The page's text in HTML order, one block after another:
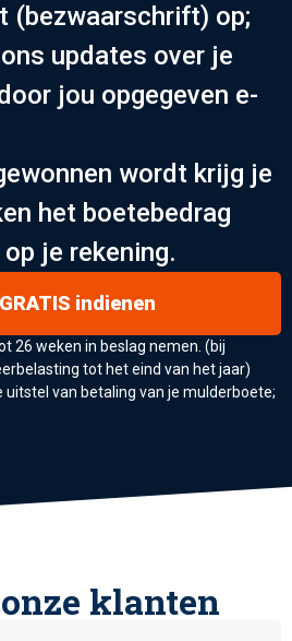
(bezwaarschrift) op;
updates over je
jou opgegeven e-
wordt krijg je
het boetebedrag
je rekening.
indienen
26 weken in beslag nemen. (bij
tot het eind van het jaar)
uitstel van betaling van je mulderboete;
klanten